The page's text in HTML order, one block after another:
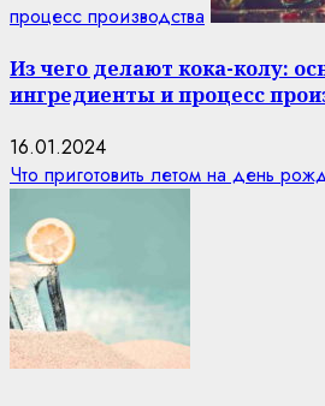
процесс производства
Из чего делают кока-колу:
ингредиенты и процесс
16.01.2024
Что приготовить летом на день